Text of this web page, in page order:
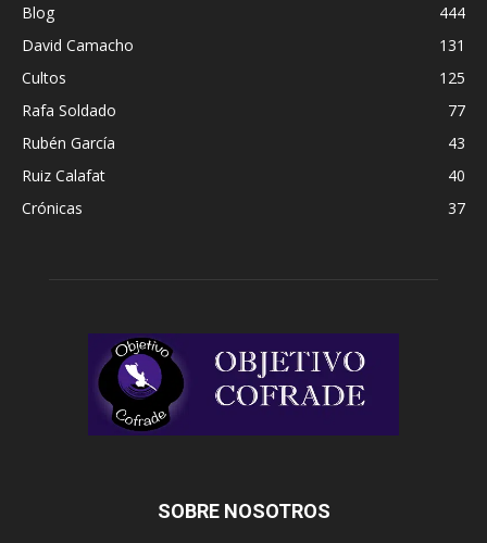
Blog
444
David Camacho
131
Cultos
125
Rafa Soldado
77
Rubén García
43
Ruiz Calafat
40
Crónicas
37
SOBRE NOSOTROS